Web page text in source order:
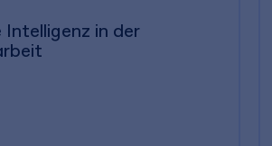
Intelligenz in der